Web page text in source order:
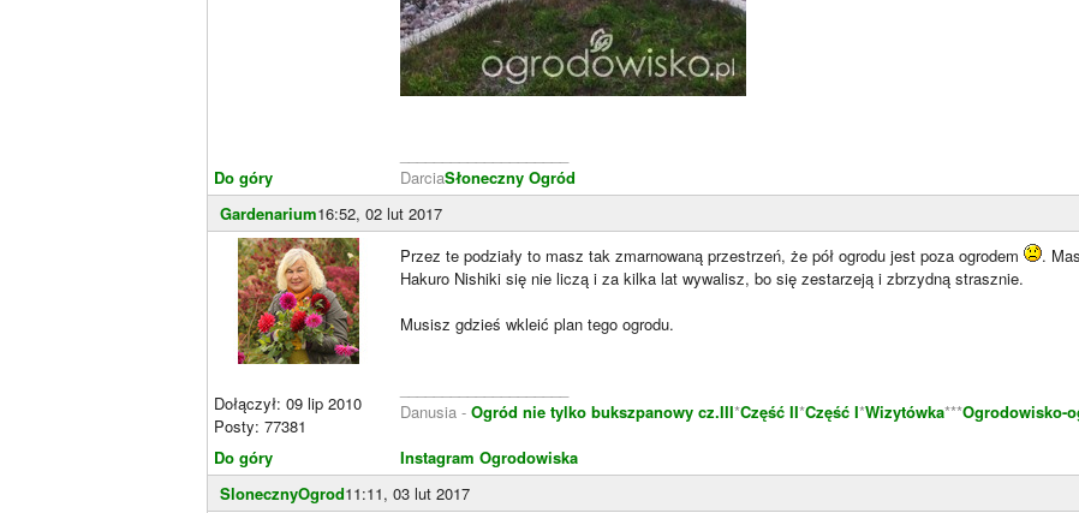
Do góry
DarciaSłoneczny Ogród
Gardenarium16:52, 02 lut 2017
Dołączył: 09 lip 2010
Posty: 77381
Do góry
Przez te podziały to masz tak zmarnowaną przestrzeń, że pół ogrodu jest poza ogrodem
.
Hakuro Nishiki się nie liczą i za kilka lat wywalisz, bo się zestarzeją i zbrzydną strasznie.
Musisz gdzieś wkleić plan tego ogrodu.
Danusia - Ogród nie tylko bukszpanowy cz.III*Część II*Część I*Wizytówka***Ogrodowisko-
Instagram Ogrodowiska
SlonecznyOgrod11:11, 03 lut 2017